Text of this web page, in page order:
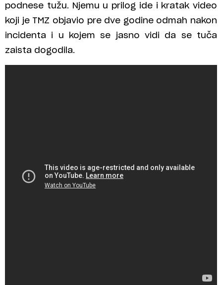
podnese tužu. Njemu u prilog ide i kratak video
koji je TMZ objavio pre dve godine odmah nakon
incidenta i u kojem se jasno vidi da se tuča
zaista dogodila.